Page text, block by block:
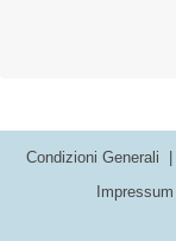
Condizioni Generali
Impressum